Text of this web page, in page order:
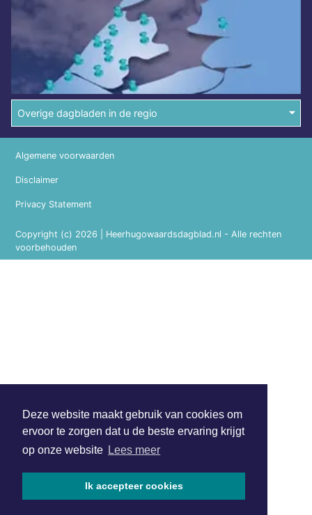
Deze website maakt gebruik van cookies om
ervoor te zorgen dat u de beste ervaring krijgt
op onze website Lees meer
Ik accepteer cookies
Overige dagbladen in de regio
Copyright (c) 2026 | Heerhugowaardsdagblad.nl - Alle rechten
voorbehouden
Algemene voorwaarden
Disclaimer
Privacy Statement